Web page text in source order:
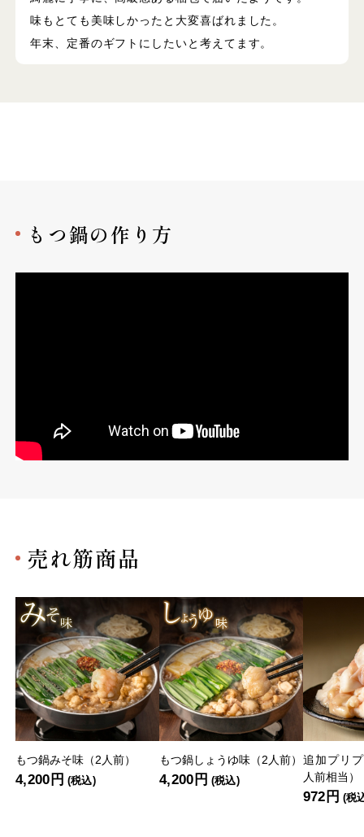
味もとても美味しかったと大変喜ばれました。
年末、定番のギフトにしたいと考えてます。
もつ鍋の作り方
売れ筋商品
もつ鍋みそ味（2人前）
4,200円 (税込)
もつ鍋しょうゆ味（2人前）
4,200円 (税込)
追加プリ
人前相当）
972円 (税